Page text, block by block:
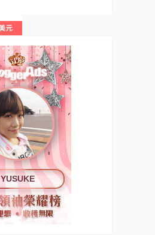
YUSUKE